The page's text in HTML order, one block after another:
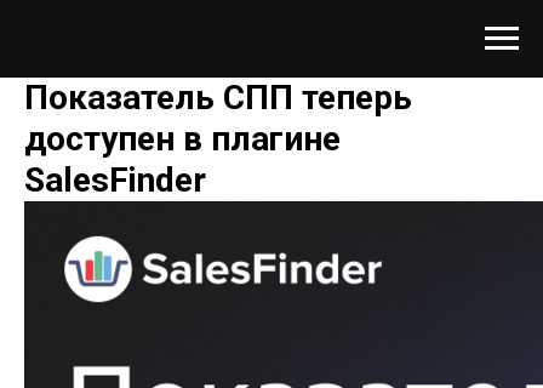
Показатель СПП теперь
доступен в плагине
SalesFinder